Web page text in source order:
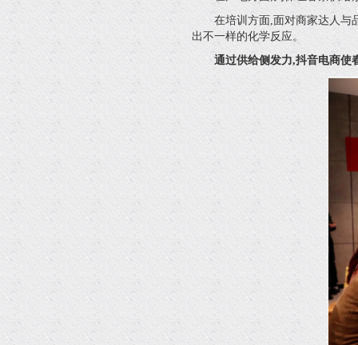
在培训方面,面对商家达人与
出不一样的化学反应。
通过供给侧发力,抖音电商使